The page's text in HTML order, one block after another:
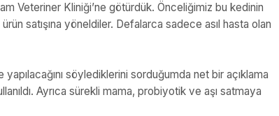
Veteriner Kliniği’ne götürdük. Önceliğimiz bu kedinin
satışına yöneldiler. Defalarca sadece asıl hasta olan
söylediklerini sorduğumda net bir açıklama
Ayrıca sürekli mama, probiyotik ve aşı satmaya